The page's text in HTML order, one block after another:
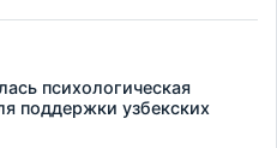
психологическая
поддержки узбекских